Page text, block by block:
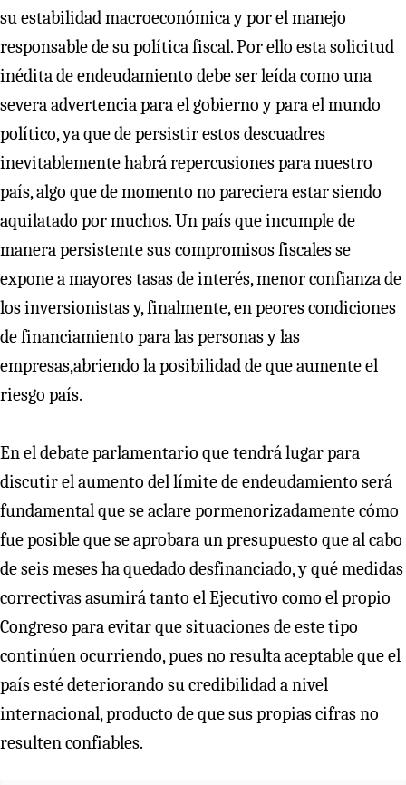
su estabilidad macroeconómica y por el manejo
responsable de su política fiscal. Por ello esta solicitud
inédita de endeudamiento debe ser leída como una
severa advertencia para el gobierno y para el mundo
político, ya que de persistir estos descuadres
inevitablemente habrá repercusiones para nuestro
país, algo que de momento no pareciera estar siendo
aquilatado por muchos. Un país que incumple de
manera persistente sus compromisos fiscales se
expone a mayores tasas de interés, menor confianza de
los inversionistas y, finalmente, en peores condiciones
de financiamiento para las personas y las
empresas,abriendo la posibilidad de que aumente el
riesgo país.
En el debate parlamentario que tendrá lugar para
discutir el aumento del límite de endeudamiento será
fundamental que se aclare pormenorizadamente cómo
fue posible que se aprobara un presupuesto que al cabo
de seis meses ha quedado desfinanciado, y qué medidas
correctivas asumirá tanto el Ejecutivo como el propio
Congreso para evitar que situaciones de este tipo
continúen ocurriendo, pues no resulta aceptable que el
país esté deteriorando su credibilidad a nivel
internacional, producto de que sus propias cifras no
resulten confiables.